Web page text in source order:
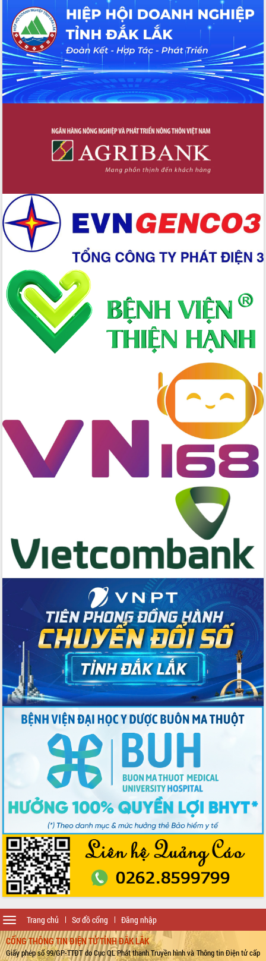
Trang chủ Sơ đồ cổng Đăng nhập
Toggle
navigation
CỔNG THÔNG TIN ĐIỆN TỬ TỈNH ĐẮK LẮK
Giấy phép số 99/GP-TTĐT do Cục QL Phát thanh Truyền hình và Thông tin Điện tử cấp